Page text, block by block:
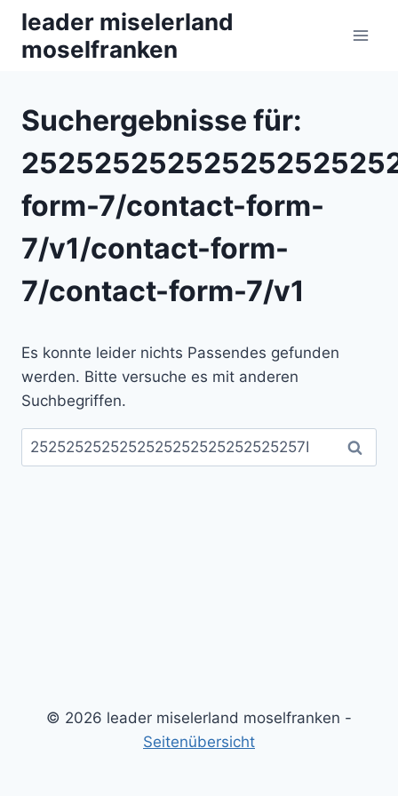
Zum
Inhalt
springen
leader miselerland
moselfranken
Suchergebnisse für:
form-7/contact-form-
7/v1/contact-form-
7/contact-form-7/v1
Es konnte leider nichts Passendes gefunden
werden. Bitte versuche es mit anderen
Suchbegriffen.
Suchen
nach:
© 2026 leader miselerland moselfranken -
Seitenübersicht